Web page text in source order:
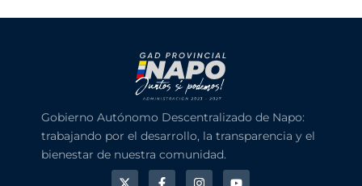
Gobierno Autónomo Descentralizado de Napo:
trabajando por el desarrollo, la transparencia y el
bienestar de nuestra comunidad.
X F I Y